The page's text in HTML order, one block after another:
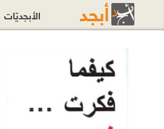
الأبجديّات